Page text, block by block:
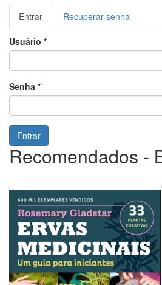
Abas
primárias
Entrar
ativa)
Recuperar senha
Usuário *
Senha *
Entrar
Recomendados -